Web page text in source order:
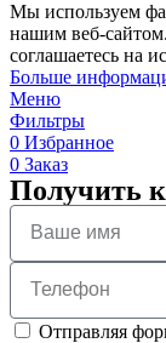
Мы используем
нашим веб-
соглашаетесь на
Больше
Меню
Фильтры
0 Избранное
0 Заказ
Получить
Отправляя